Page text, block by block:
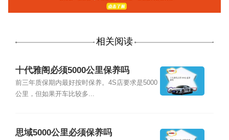
相关阅读
十代雅阁必须5000公里保养吗
前三年质保期内最好按时保养。4S店要求是5000
公里，但如果开车比较多...
思域5000公里必须保养吗